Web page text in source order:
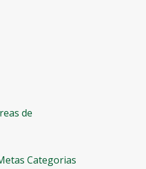
de
Categorias